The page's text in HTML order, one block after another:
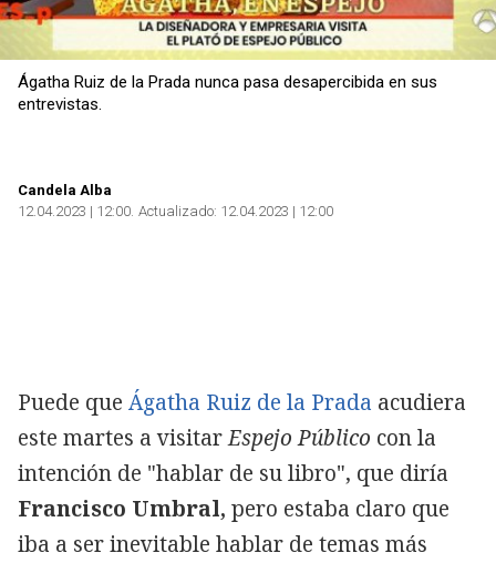
Ágatha Ruiz de la Prada nunca pasa desapercibida en sus
entrevistas.
Candela Alba
12.04.2023 | 12:00 Actualizado: 12.04.2023 | 12:00
Puede que Ágatha Ruiz de la Prada acudiera
este martes a visitarEspejo Público con la
intención de "hablar de su libro", que diría
Francisco Umbral, pero estaba claro que
iba a ser inevitable hablar de temas más